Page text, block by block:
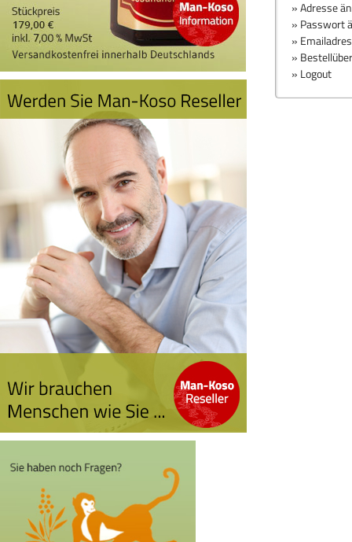
» Adresse
» Passwort
»
»
» Logout